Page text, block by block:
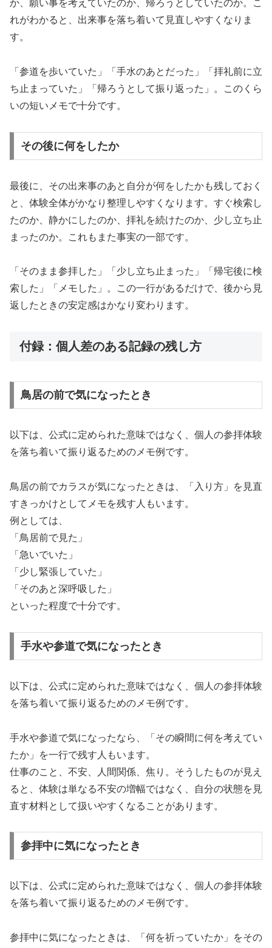
か、願い事を考えていたのか、帰ろうとしていたのか。こ
れがわかると、出来事を落ち着いて見直しやすくなりま
す。
「参道を歩いていた」「手水のあとだった」「拝礼前に立
ち止まっていた」「帰ろうとして振り返った」。このくら
いの短いメモで十分です。
その後に何をしたか
最後に、その出来事のあと自分が何をしたかも残しておく
と、体験全体がかなり整理しやすくなります。すぐ検索し
たのか、静かにしたのか、拝礼を続けたのか、少し立ち止
まったのか。これもまた事実の一部です。
「そのまま参拝した」「少し立ち止まった」「帰宅後に検
索した」「メモした」。この一行があるだけで、後から見
返したときの安定感はかなり変わります。
付録：個人差のある記録の残し方
鳥居の前で気になったとき
以下は、公式に定められた意味ではなく、個人の参拝体験
を落ち着いて振り返るためのメモ例です。
鳥居の前でカラスが気になったときは、「入り方」を見直
すきっかけとしてメモを残す人もいます。
例としては、
「鳥居前で見た」
「急いでいた」
「少し緊張していた」
「そのあと深呼吸した」
といった程度で十分です。
手水や参道で気になったとき
以下は、公式に定められた意味ではなく、個人の参拝体験
を落ち着いて振り返るためのメモ例です。
手水や参道で気になったなら、「その瞬間に何を考えてい
たか」を一行で残す人もいます。
仕事のこと、不安、人間関係、焦り。そうしたものが見え
ると、体験は単なる不安の増幅ではなく、自分の状態を見
直す材料として扱いやすくなることがあります。
参拝中に気になったとき
以下は、公式に定められた意味ではなく、個人の参拝体験
を落ち着いて振り返るためのメモ例です。
参拝中に気になったときは、「何を祈っていたか」をその